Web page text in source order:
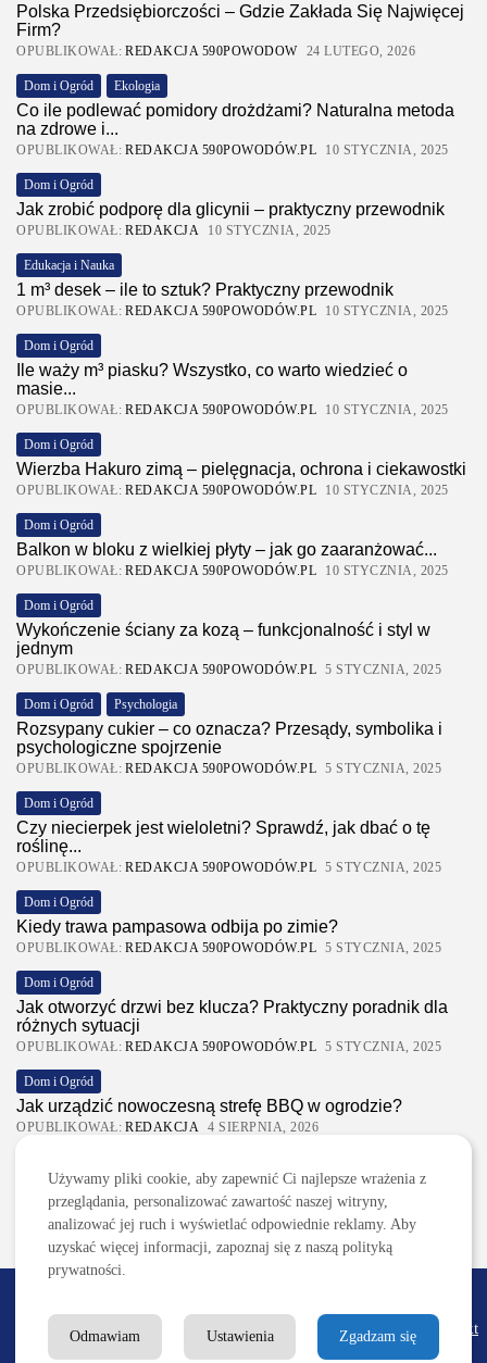
Polska Przedsiębiorczości – Gdzie Zakłada Się Najwięcej
Firm?
OPUBLIKOWAŁ: REDAKCJA 590POWODOW 24 LUTEGO, 2026
Dom i Ogród Ekologia
Co ile podlewać pomidory drożdżami? Naturalna metoda
na zdrowe i...
OPUBLIKOWAŁ: REDAKCJA 590POWODÓW.PL 10 STYCZNIA, 2025
Dom i Ogród
Jak zrobić podporę dla glicynii – praktyczny przewodnik
OPUBLIKOWAŁ: REDAKCJA 10 STYCZNIA, 2025
Edukacja i Nauka
1 m³ desek – ile to sztuk? Praktyczny przewodnik
OPUBLIKOWAŁ: REDAKCJA 590POWODÓW.PL 10 STYCZNIA, 2025
Dom i Ogród
Ile waży m³ piasku? Wszystko, co warto wiedzieć o
masie...
OPUBLIKOWAŁ: REDAKCJA 590POWODÓW.PL 10 STYCZNIA, 2025
Dom i Ogród
Wierzba Hakuro zimą – pielęgnacja, ochrona i ciekawostki
OPUBLIKOWAŁ: REDAKCJA 590POWODÓW.PL 10 STYCZNIA, 2025
Dom i Ogród
Balkon w bloku z wielkiej płyty – jak go zaaranżować...
OPUBLIKOWAŁ: REDAKCJA 590POWODÓW.PL 10 STYCZNIA, 2025
Dom i Ogród
Wykończenie ściany za kozą – funkcjonalność i styl w
jednym
OPUBLIKOWAŁ: REDAKCJA 590POWODÓW.PL 5 STYCZNIA, 2025
Dom i Ogród Psychologia
Rozsypany cukier – co oznacza? Przesądy, symbolika i
psychologiczne spojrzenie
OPUBLIKOWAŁ: REDAKCJA 590POWODÓW.PL 5 STYCZNIA, 2025
Dom i Ogród
Czy niecierpek jest wieloletni? Sprawdź, jak dbać o tę
roślinę...
OPUBLIKOWAŁ: REDAKCJA 590POWODÓW.PL 5 STYCZNIA, 2025
Dom i Ogród
Kiedy trawa pampasowa odbija po zimie?
OPUBLIKOWAŁ: REDAKCJA 590POWODÓW.PL 5 STYCZNIA, 2025
Dom i Ogród
Jak otworzyć drzwi bez klucza? Praktyczny poradnik dla
różnych sytuacji
OPUBLIKOWAŁ: REDAKCJA 590POWODÓW.PL 5 STYCZNIA, 2025
Dom i Ogród
Jak urządzić nowoczesną strefę BBQ w ogrodzie?
OPUBLIKOWAŁ: REDAKCJA 4 SIERPNIA, 2026
Lattafa Asad – gdzie kupić?
OPUBLIKOWAŁ: REDAKCJA 3 SIERPNIA, 2026
Redakcja
Reklama/Współpraca Regulamin
Polityka
prywatności
Kontakt
Używamy pliki cookie, aby zapewnić Ci najlepsze wrażenia z
przeglądania, personalizować zawartość naszej witryny,
analizować jej ruch i wyświetlać odpowiednie reklamy. Aby
uzyskać więcej informacji, zapoznaj się z naszą polityką
prywatności.
Zgadzam się
Ustawienia
Odmawiam